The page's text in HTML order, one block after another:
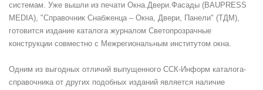
системам. Уже вышли из печати Окна.Двери.Фасады (BAUPRESS
MEDIA), "Справочник Снабженца – Окна, Двери, Панели" (ТДМ),
готовится издание каталога журналом Светопрозрачные
конструкции совместно с Межрегиональным институтом окна.
Одним из выгодных отличий выпущенного ССК-Информ каталога-
справочника от других подобных изданий является наличие